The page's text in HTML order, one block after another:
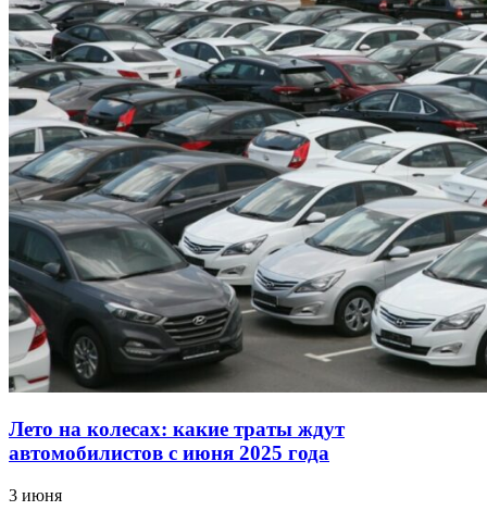
Лето на колесах: какие траты ждут
автомобилистов с июня 2025 года
3 июня